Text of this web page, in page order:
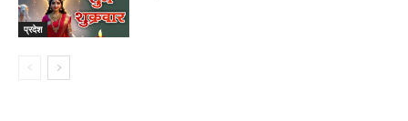
प्रदेश